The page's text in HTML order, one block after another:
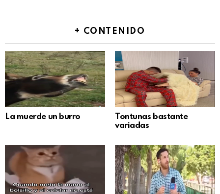
+ CONTENIDO
La muerde un burro
Tontunas bastante
variadas